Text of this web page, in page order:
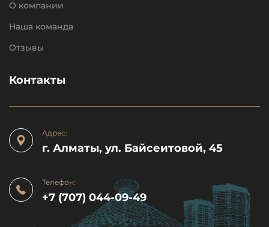
О компании
Наша команда
Отзывы
Контакты
Адрес:
г. Алматы, ул. Байсеитовой, 45
Телефон:
+7 (707) 044-09-49